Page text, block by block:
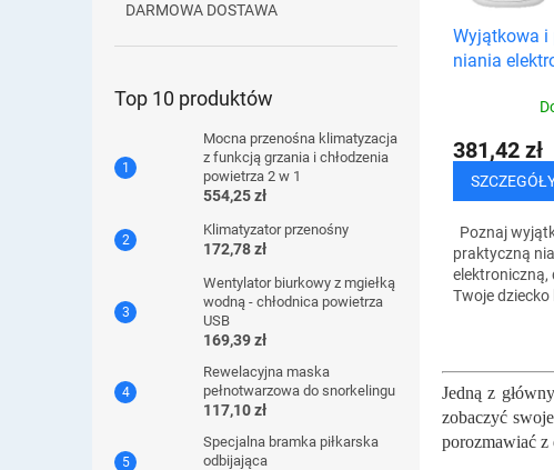
DARMOWA DOSTAWA
Top 10 produktów
Mocna przenośna klimatyzacja
z funkcją grzania i chłodzenia
powietrza 2 w 1
554,25 zł
Klimatyzator przenośny
172,78 zł
Wentylator biurkowy z mgiełką
wodną - chłodnica powietrza
USB
169,39 zł
Rewelacyjna maska ​​
pełnotwarzowa do snorkelingu
117,10 zł
Specjalna bramka piłkarska
odbijająca
w
Wyjątkowa i
niania
381,42 zł
Poznaj
praktyczną
elektroniczną,
Twoje dziecko
Jedną z
zobaczyć
porozmawiać z